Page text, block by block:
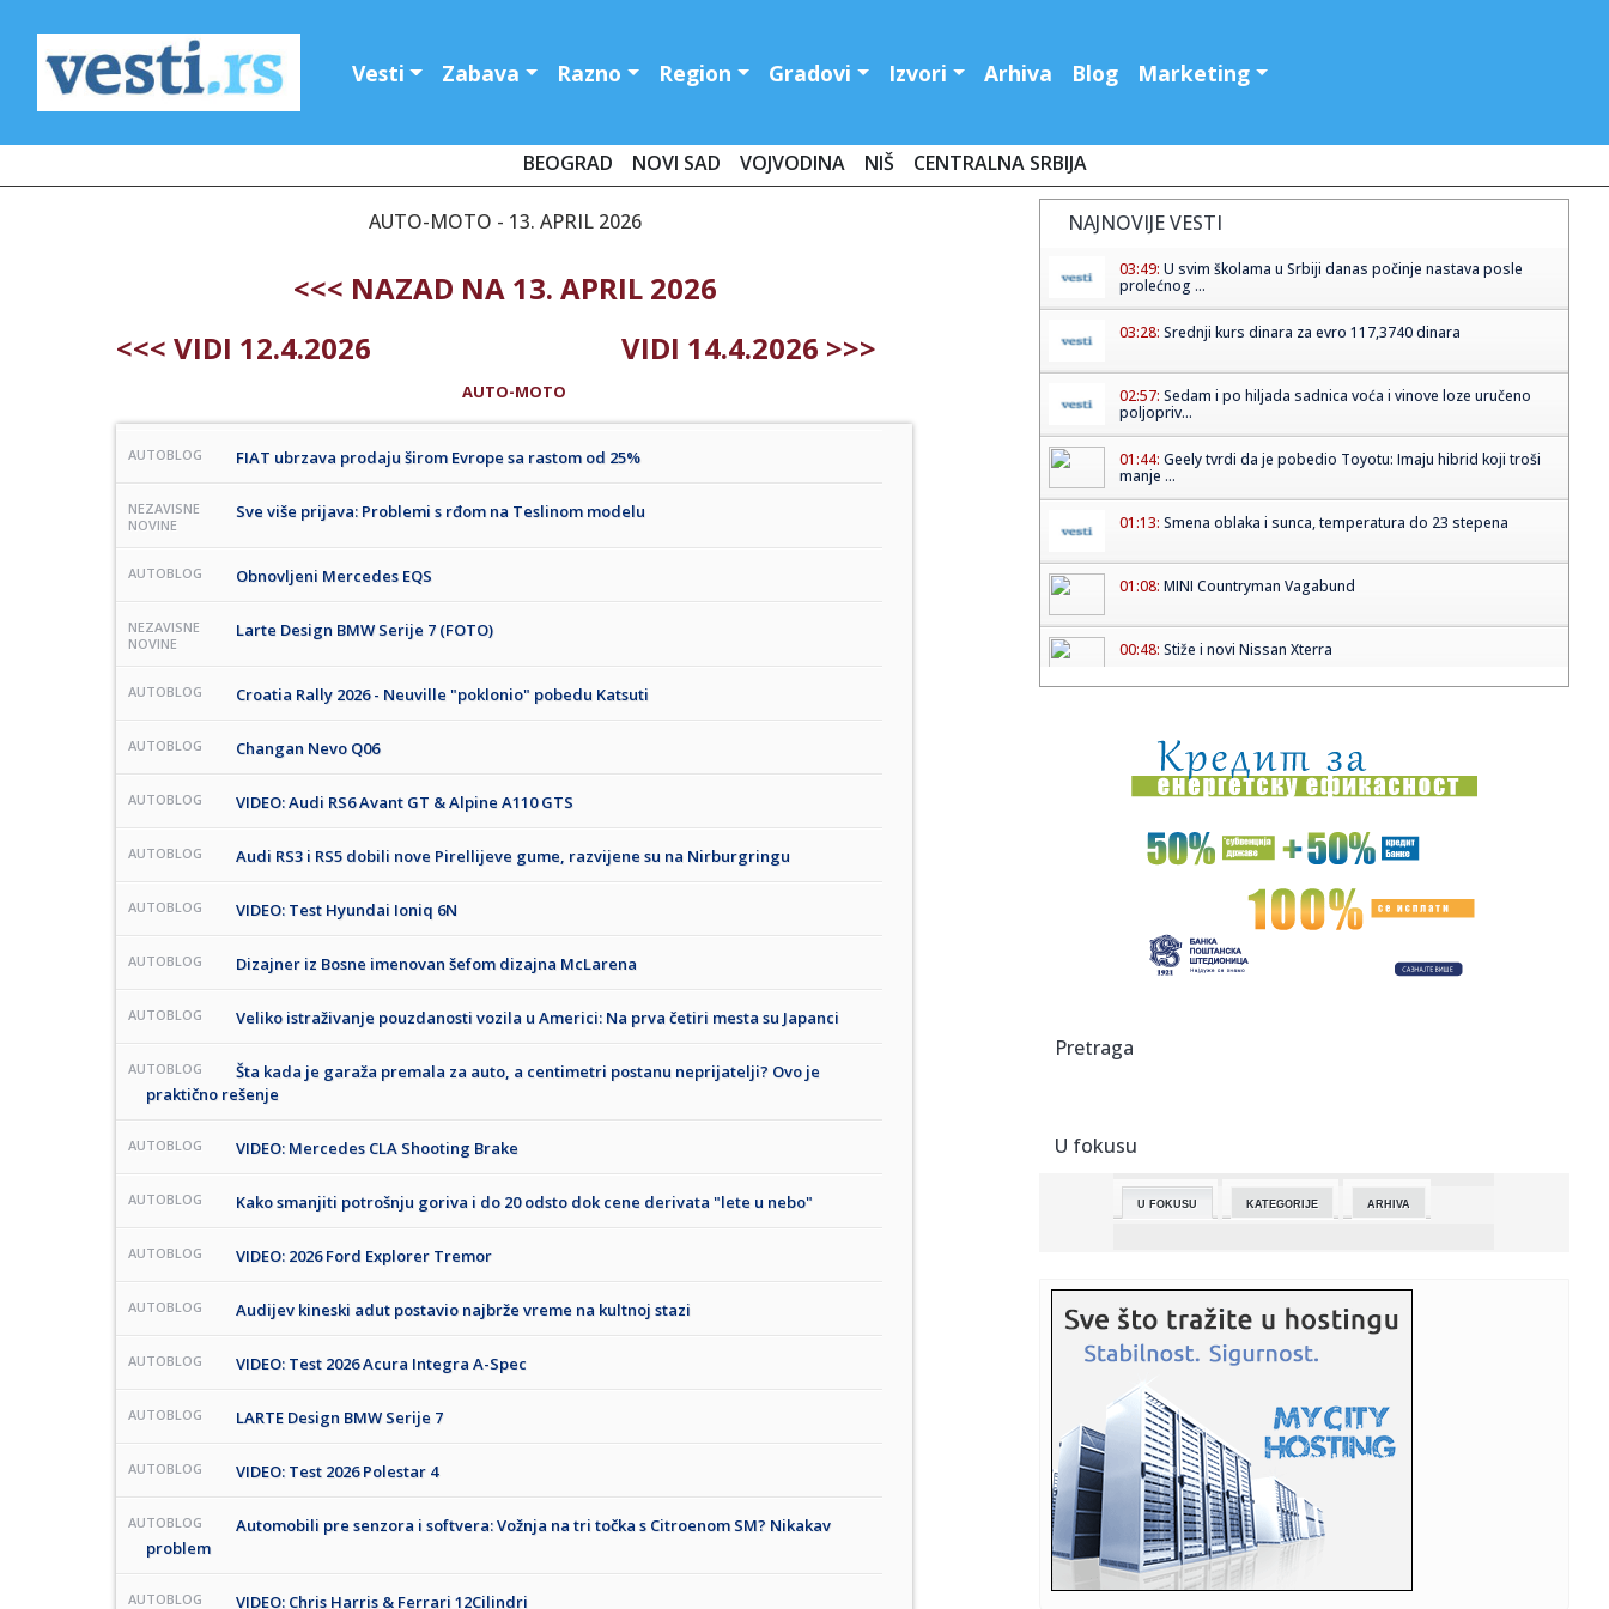
Vesti Zabava Razno Region Gradovi Izvori Arhiva Blog Marketing
BEOGRAD NOVI SAD VOJVODINA NIŠ CENTRALNA SRBIJA
AUTO-MOTO - 13. APRIL 2026
<<< NAZAD NA 13. APRIL 2026
<<< VIDI 12.4.2026
VIDI 14.4.2026 >>>
AUTO-MOTO
AUTOBLOG FIAT ubrzava prodaju širom Evrope sa rastom od 25%
NEZAVISNE
NOVINE
Sve više prijava: Problemi s rđom na Teslinom modelu
AUTOBLOG Obnovljeni Mercedes EQS
NEZAVISNE
NOVINE
Larte Design BMW Serije 7 (FOTO)
AUTOBLOG Croatia Rally 2026 - Neuville "poklonio" pobedu Katsuti
AUTOBLOG Changan Nevo Q06
AUTOBLOG VIDEO: Audi RS6 Avant GT & Alpine A110 GTS
AUTOBLOG Audi RS3 i RS5 dobili nove Pirellijeve gume, razvijene su na Nirburgringu
AUTOBLOG VIDEO: Test Hyundai Ioniq 6N
AUTOBLOG Dizajner iz Bosne imenovan šefom dizajna McLarena
AUTOBLOG Veliko istraživanje pouzdanosti vozila u Americi: Na prva četiri mesta su Japanci
AUTOBLOG
Šta kada je garaža premala za auto, a centimetri postanu neprijatelji? Ovo je
praktično rešenje
AUTOBLOG VIDEO: Mercedes CLA Shooting Brake
AUTOBLOG Kako smanjiti potrošnju goriva i do 20 odsto dok cene derivata "lete u nebo"
AUTOBLOG VIDEO: 2026 Ford Explorer Tremor
AUTOBLOG Audijev kineski adut postavio najbrže vreme na kultnoj stazi
AUTOBLOG VIDEO: Test 2026 Acura Integra A-Spec
AUTOBLOG LARTE Design BMW Serije 7
AUTOBLOG VIDEO: Test 2026 Polestar 4
AUTOBLOG
Automobili pre senzora i softvera: Vožnja na tri točka s Citroenom SM? Nikakav
problem
AUTOBLOG VIDEO: Chris Harris & Ferrari 12Cilindri
NAJNOVIJE VESTI
03:49: U svim školama u Srbiji danas počinje nastava posle
prolećnog ...
03:28: Srednji kurs dinara za evro 117,3740 dinara
02:57: Sedam i po hiljada sadnica voća i vinove loze uručeno
poljopriv...
01:44: Geely tvrdi da je pobedio Toyotu: Imaju hibrid koji troši
manje ...
01:13: Smena oblaka i sunca, temperatura do 23 stepena
01:08: MINI Countryman Vagabund
00:48: Stiže i novi Nissan Xterra
00:30:Tramp vodi sina u Kinu: Erik uz oca na važnoj misiji!
00:15:Francuska na nogama: Političari besni zbog dolaska
Kanjea Vesta,...
Dogodilo se na današnji datum, 15. april
00:06:Vrede kao suvo zlato: Svi bacamo kore od banane, a oni
23:58:
23:55: Najavljen novi Nissan Skyline
23:45:Oglasio se RHMZ: Otkriveno šta nas čeka večeras, evo
dokad će...
23:30:Pevačica (41) preminula posle teške bolesti, muž je
ostavio us...
23:28:Prvi snimci iz kafića u kojem je izrešetan Krsto Vujić zvani
23:20:Nissan ima novu strategiju
Pretraga
U fokusu
U FOKUSU KATEGORIJE ARHIVA